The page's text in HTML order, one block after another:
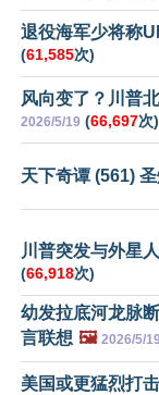
退役海军少将称
(61,585次)
风向变了？川普
2026/5/19 (66,697次)
天下奇谭 (561)
川普突发与外星
(66,918次)
幼发拉底河龙脉
言联想 🖼️ 2026/5/19
美国或更猛烈打